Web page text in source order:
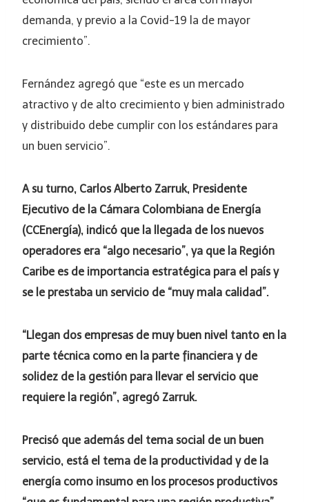
demanda, y previo a la Covid-19 la de mayor
crecimiento”.
Fernández agregó que “este es un mercado
atractivo y de alto crecimiento y bien administrado
y distribuido debe cumplir con los estándares para
un buen servicio”.
A su turno, Carlos Alberto Zarruk, Presidente
Ejecutivo de la Cámara Colombiana de Energía
(CCEnergía), indicó que la llegada de los nuevos
operadores era “algo necesario”, ya que la Región
Caribe es de importancia estratégica para el país y
se le prestaba un servicio de “muy mala calidad”.
“Llegan dos empresas de muy buen nivel tanto en la
parte técnica como en la parte financiera y de
solidez de la gestión para llevar el servicio que
requiere la región”, agregó Zarruk.
Precisó que además del tema social de un buen
servicio, está el tema de la productividad y de la
energía como insumo en los procesos productivos